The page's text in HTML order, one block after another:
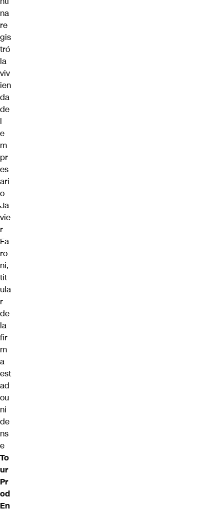
na
re
gis
tró
la
viv
ien
da
de
l
e
m
pr
es
ari
o
Ja
vie
r
Fa
ro
ni,
tit
ula
r
de
la
fir
m
a
est
ad
ou
ni
de
ns
e
To
ur
Pr
od
En